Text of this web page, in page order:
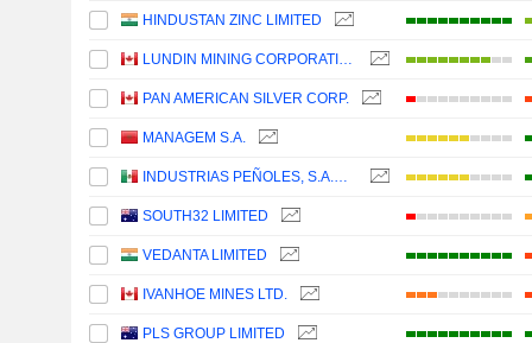
HINDUSTAN ZINC LIMITED
LUNDIN MINING CORPORATION
PAN AMERICAN SILVER CORP.
MANAGEM S.A.
INDUSTRIAS PEÑOLES, S.A.B. DE C.V.
SOUTH32 LIMITED
VEDANTA LIMITED
IVANHOE MINES LTD.
PLS GROUP LIMITED